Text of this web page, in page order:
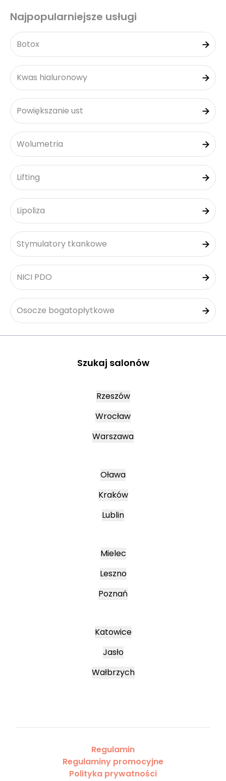
Najpopularniejsze usługi
Botox
Kwas hialuronowy
Powiększanie ust
Wolumetria
Lifting
Lipoliza
Stymulatory tkankowe
NICI PDO
Osocze bogatopłytkowe
Szukaj salonów
Rzeszów
Wrocław
Warszawa
Oława
Kraków
Lublin
Mielec
Leszno
Poznań
Katowice
Jasło
Wałbrzych
Regulamin
Regulaminy promocyjne
Polityka prywatności